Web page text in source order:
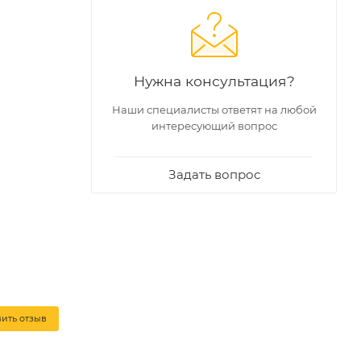
отзыв
Нужна консультация?
Наши специалисты ответят на любой
интересующий вопрос
Задать вопрос